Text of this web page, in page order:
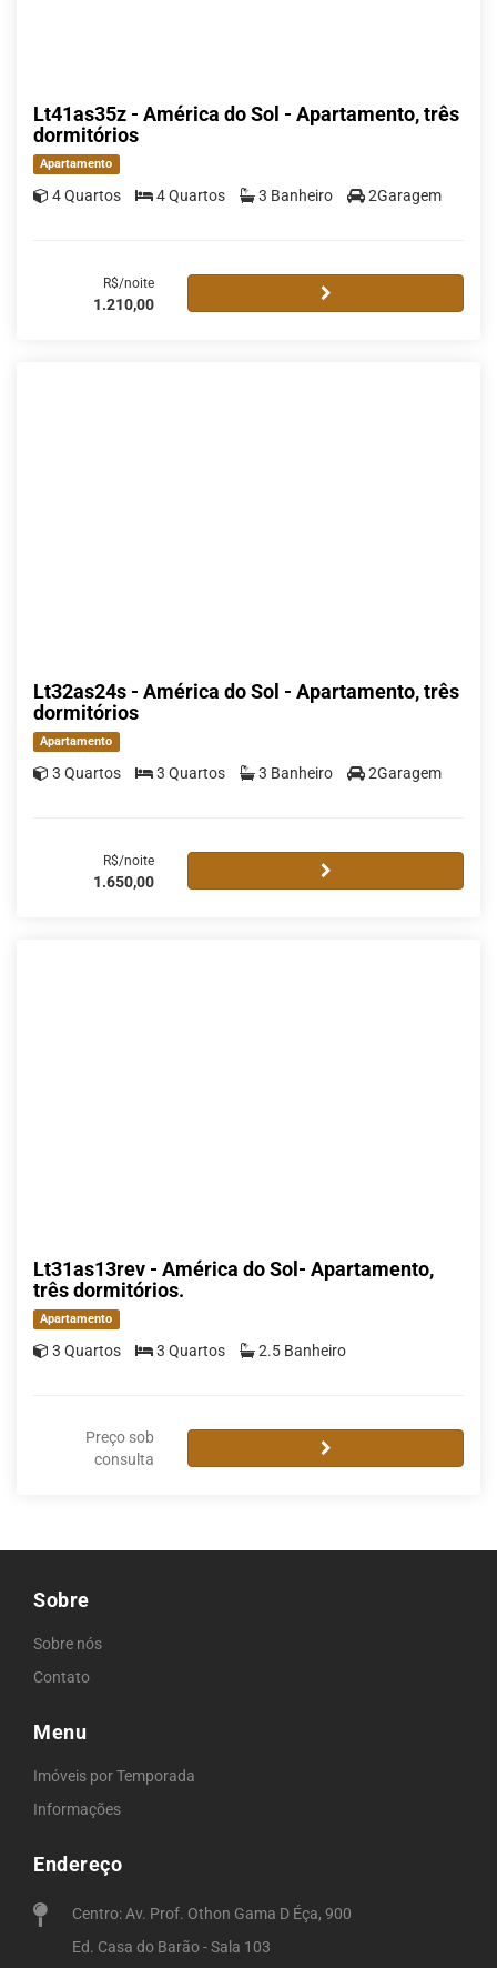
Lt41as35z - América do Sol - Apartamento, três
dormitórios
Apartamento
4 Quartos 4 Quartos 3 Banheiro 2Garagem
R$/noite
1.210,00
Lt32as24s - América do Sol - Apartamento, três
dormitórios
Apartamento
3 Quartos 3 Quartos 3 Banheiro 2Garagem
R$/noite
1.650,00
Lt31as13rev - América do Sol- Apartamento,
três dormitórios.
Apartamento
3 Quartos 3 Quartos 2.5 Banheiro
Preço sob
consulta
Sobre
Sobre nós
Contato
Menu
Imóveis por Temporada
Informações
Endereço
Centro: Av. Prof. Othon Gama D Éça, 900
Ed. Casa do Barão - Sala 103